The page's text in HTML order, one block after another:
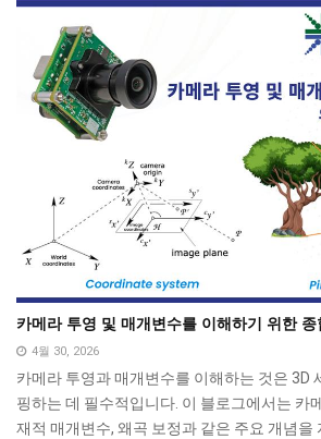
카메라 투영 및 매개변수를 이해하기 위한
4월 30, 2026
카메라 투영과 매개변수를 이해하는 것은 3D
핑하는 데 필수적입니다. 이 블로그에서는 카
재적 매개변수, 왜곡 보정과 같은 주요 개념을